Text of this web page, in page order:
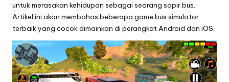
untuk merasakan kehidupan sebagai seorang sopir bus.
Artikel ini akan membahas beberapa game bus simulator
terbaik yang cocok dimainkan di perangkat Android dan iOS.